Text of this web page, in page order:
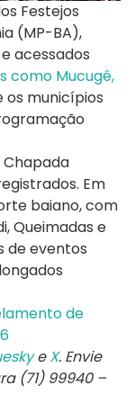
Festejos
(MP-BA),
acessados
como Mucugê,
municípios
Chapada
Em
baiano, com
Queimadas e
de eventos
de
eX. Envie
(71) 99940 –